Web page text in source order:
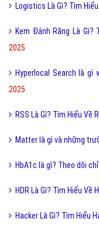
Logistics Là Gì? Tìm
Kem Đánh Răng Là Gì?
2025
Hyperlocal Search là gì
2025
RSS Là Gì? Tìm Hiểu Về
Matter là gì và những
HbA1c là gì? Theo dõi
HDR Là Gì? Tìm Hiểu Về
Hacker Là Gì? Tìm Hiểu